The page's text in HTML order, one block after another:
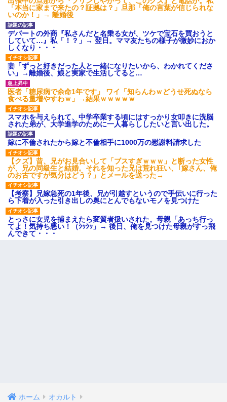
「本当に家まで来たの？証拠は？」旦那「俺の言葉が信じられな
いのか！」→ 離婚後
デパートの外商『私さんだと名乗る女が、ツケで宝石を買おうと
していて…』私「！？」→ 翌日。ママ友たちの様子が微妙におか
しくなり・・・
妻「ずっと好きだった人と一緒になりたいから、わかれてくださ
い」→離婚後、娘と実家で生活してると…
医者「糖尿病で余命1年です」 ワイ「知らんわｗどうせ死ぬなら
食べる量増やすわｗ」→結果ｗｗｗｗｗ
スマホを与えられて、中学卒業する頃にはすっかり女叩きに洗脳
された弟が、大学進学のために一人暮らししたいと言い出した。
嫁に不倫されたから嫁と不倫相手に1000万の慰謝料請求した
【クズ】昔、兄がお見合いして「ブスすぎｗｗｗ」と断った女性
が、兄の同級生と結婚。それを知った兄は荒れ狂い、｢嫁さん、俺
のお古ですが気分はどう？」とメールを送った→
【考察】兄嫁急死の1年後、兄が引越すというので手伝いに行った
ら下着が入った引き出しの奥にとんでもないモノを見つけた
とっさに女児を捕まえたら変質者扱いされた。母親「あっち行っ
てよ！気持ち悪い！（ｼｯｼｯ」→ 後日、俺を見つけた母親がすっ飛
んできて・・・
ホーム オカルト